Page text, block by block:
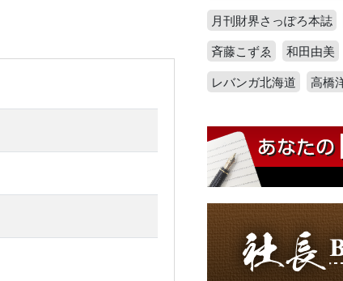
月刊財界さっぽろ本誌
斉藤こずゑ
和田由美
レバンガ北海道
高橋